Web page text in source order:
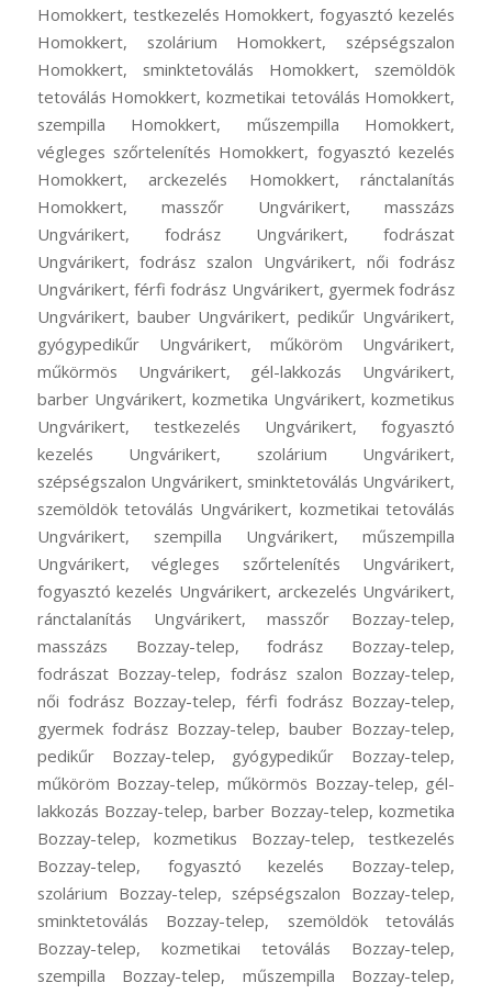
Homokkert, testkezelés Homokkert, fogyasztó kezelés
Homokkert, szolárium Homokkert, szépségszalon
Homokkert, sminktetoválás Homokkert, szemöldök
tetoválás Homokkert, kozmetikai tetoválás Homokkert,
szempilla Homokkert, műszempilla Homokkert,
végleges szőrtelenítés Homokkert, fogyasztó kezelés
Homokkert, arckezelés Homokkert, ránctalanítás
Homokkert, masszőr Ungvárikert, masszázs
Ungvárikert, fodrász Ungvárikert, fodrászat
Ungvárikert, fodrász szalon Ungvárikert, női fodrász
Ungvárikert, férfi fodrász Ungvárikert, gyermek fodrász
Ungvárikert, bauber Ungvárikert, pedikűr Ungvárikert,
gyógypedikűr Ungvárikert, műköröm Ungvárikert,
műkörmös Ungvárikert, gél-lakkozás Ungvárikert,
barber Ungvárikert, kozmetika Ungvárikert, kozmetikus
Ungvárikert, testkezelés Ungvárikert, fogyasztó
kezelés Ungvárikert, szolárium Ungvárikert,
szépségszalon Ungvárikert, sminktetoválás Ungvárikert,
szemöldök tetoválás Ungvárikert, kozmetikai tetoválás
Ungvárikert, szempilla Ungvárikert, műszempilla
Ungvárikert, végleges szőrtelenítés Ungvárikert,
fogyasztó kezelés Ungvárikert, arckezelés Ungvárikert,
ránctalanítás Ungvárikert, masszőr Bozzay-telep,
masszázs Bozzay-telep, fodrász Bozzay-telep,
fodrászat Bozzay-telep, fodrász szalon Bozzay-telep,
női fodrász Bozzay-telep, férfi fodrász Bozzay-telep,
gyermek fodrász Bozzay-telep, bauber Bozzay-telep,
pedikűr Bozzay-telep, gyógypedikűr Bozzay-telep,
műköröm Bozzay-telep, műkörmös Bozzay-telep, gél-
lakkozás Bozzay-telep, barber Bozzay-telep, kozmetika
Bozzay-telep, kozmetikus Bozzay-telep, testkezelés
Bozzay-telep, fogyasztó kezelés Bozzay-telep,
szolárium Bozzay-telep, szépségszalon Bozzay-telep,
sminktetoválás Bozzay-telep, szemöldök tetoválás
Bozzay-telep, kozmetikai tetoválás Bozzay-telep,
szempilla Bozzay-telep, műszempilla Bozzay-telep,